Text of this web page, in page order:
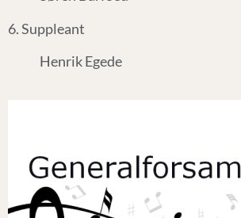
6. Suppleant
Henrik Egede